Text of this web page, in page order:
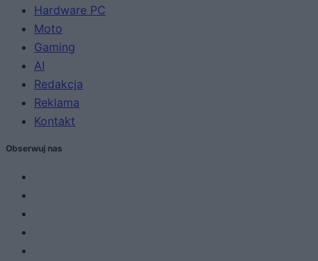
Hardware PC
Moto
Gaming
AI
Redakcja
Reklama
Kontakt
Obserwuj nas